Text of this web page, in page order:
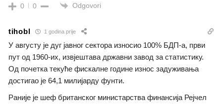
0 0 Odgovori
tihobl 1 godina prije
У августу је дуг јавног сектора износио 100% БДП-а, први
пут од 1960-их, извјештава државни завод за статистику.
Од почетка текуће фискалне године износ задуживања
достигао је 64,1 милијарду фунти.
Раније је шеф британског министарства финансија Рејчел